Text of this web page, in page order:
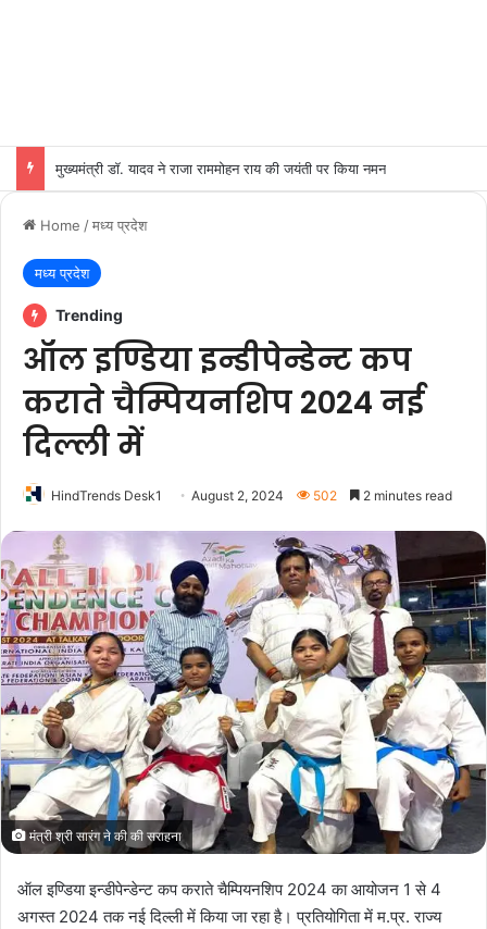
मुख्यमंत्री डॉ. यादव ने राजा राममोहन राय की जयंती पर किया नमन
Home /मध्य प्रदेश
मध्य प्रदेश
Trending
ऑल इण्डिया इन्डीपेन्डेन्ट कप
कराते चैम्पियनशिप 2024 नई
दिल्ली में
HindTrends Desk1 August 2, 2024 502 2 minutes read
मंत्री श्री सारंग ने की की सराहना
ऑल इण्डिया इन्डीपेन्डेन्ट कप कराते चैम्पियनशिप 2024 का आयोजन 1 से 4
अगस्त 2024 तक नई दिल्ली में किया जा रहा है। प्रतियोगिता में म.प्र. राज्य